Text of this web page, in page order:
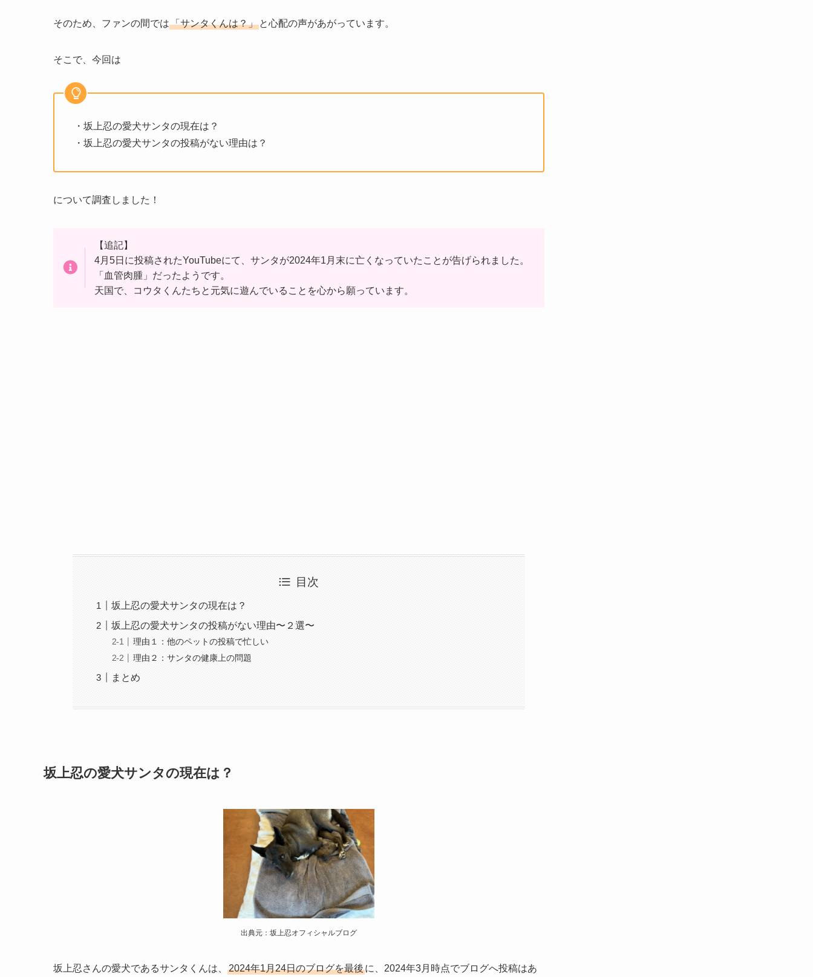
そのため、ファンの間では「サンタくんは？」 と心配の声があがっています。
そこで、今回は
・坂上忍の愛犬サンタの現在は？
・坂上忍の愛犬サンタの投稿がない理由は？
について調査しました！
【追記】
4月5日に投稿されたYouTubeにて、サンタが2024年1月末に亡くなっていたことが告げられました。
「血管肉腫」だったようです。
天国で、コウタくんたちと元気に遊んでいることを心から願っています。
目次
坂上忍の愛犬サンタの現在は？
坂上忍の愛犬サンタの投稿がない理由〜２選〜
理由１：他のペットの投稿で忙しい
理由２：サンタの健康上の問題
まとめ
坂上忍の愛犬サンタの現在は？
出典元：坂上忍オフィシャルブログ
坂上忍さんの愛犬であるサンタくんは、 2024年1月24日のブログを最後に、2024年3月時点でブログへ投稿はあ